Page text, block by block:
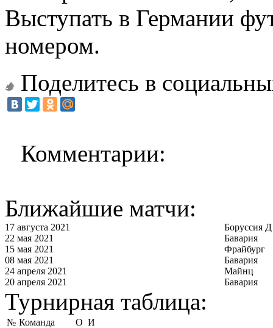
Выступать в Германии
номером.
Поделитесь в
Комментарии:
Ближайшие матчи:
17 августа 2021
Боруссия Д
22 мая 2021
Бавария
15 мая 2021
Фрайбург
08 мая 2021
Бавария
24 апреля 2021
Майнц
20 апреля 2021
Бавария
Турнирная таблица:
№ Команда О И